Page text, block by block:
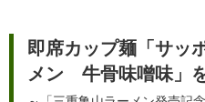
即席カップ麺「サッ
メン 牛骨味噌味」